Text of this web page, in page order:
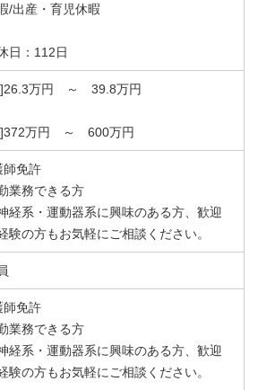
/出産・育児休暇
日：112日
]26.3万円 ～ 39.8万円
]372万円 ～ 600万円
師免許
業務できる方
経系・運動器系に興味のある方、歓迎
験の方もお気軽にご相談ください。
師免許
業務できる方
経系・運動器系に興味のある方、歓迎
験の方もお気軽にご相談ください。